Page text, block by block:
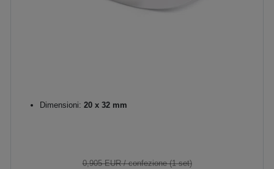
Dimensioni: 20 x 32 mm
0,905 EUR/ confezione (1 set)